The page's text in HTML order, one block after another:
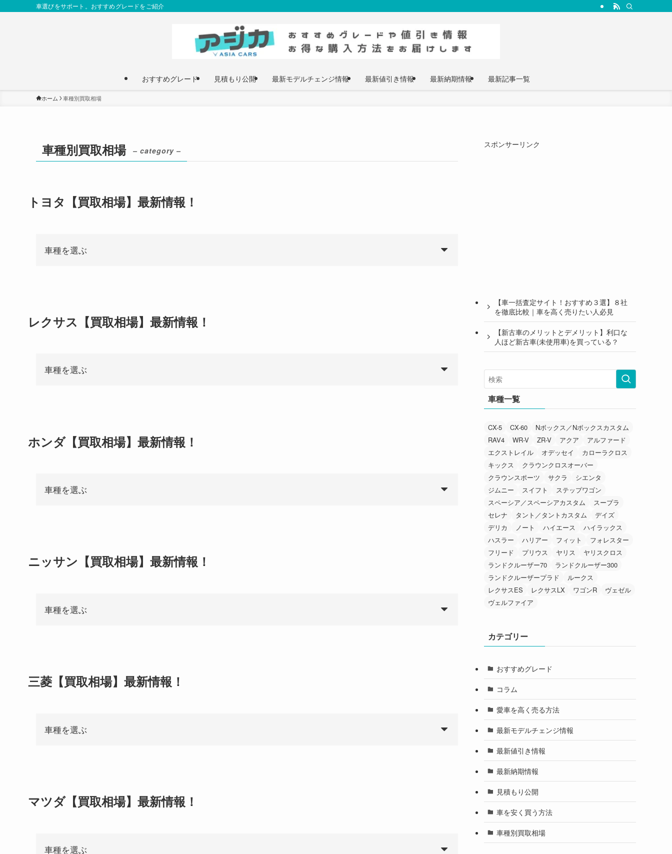
車選びをサポート。おすすめグレードをご紹介
おすすめグレード 見積もり公開 最新モデルチェンジ情報 最新値引き情報 最新納期情報 最新記事一覧
ホーム 車種別買取相場
車種別買取相場 – category –
トヨタ【買取相場】最新情報！
車種を選ぶ
レクサス【買取相場】最新情報！
車種を選ぶ
ホンダ【買取相場】最新情報！
車種を選ぶ
ニッサン【買取相場】最新情報！
車種を選ぶ
三菱【買取相場】最新情報！
車種を選ぶ
マツダ【買取相場】最新情報！
車種を選ぶ
スポンサーリンク
【車一括査定サイト！おすすめ３選】８社
を徹底比較｜車を高く売りたい人必見
【新古車のメリットとデメリット】利口な
人ほど新古車(未使用車)を買っている？
車種一覧
CX-5 CX-60
Nボックス／Nボックスカスタム
RAV4
WR-V ZR-V アクア
アルファード
エクストレイル
オデッセイ
カローラクロス
キックス
クラウンクロスオーバー
クラウンスポーツ
サクラ
シエンタ
ジムニー
スイフト
ステップワゴン
スペーシア／スペーシアカスタム
スープラ
セレナ
タント／タントカスタム
デイズ
デリカ
ノート ハイエース
ハイラックス
ハスラー
ハリアー フィット
フォレスター
フリード
プリウス ヤリス
ヤリスクロス
ランドクルーザー70
ランドクルーザー300
ランドクルーザープラド
ルークス
レクサスES
レクサスLX ワゴンR
ヴェゼル
ヴェルファイア
カテゴリー
おすすめグレード
コラム
愛車を高く売る方法
最新モデルチェンジ情報
最新値引き情報
最新納期情報
見積もり公開
車を安く買う方法
車種別買取相場